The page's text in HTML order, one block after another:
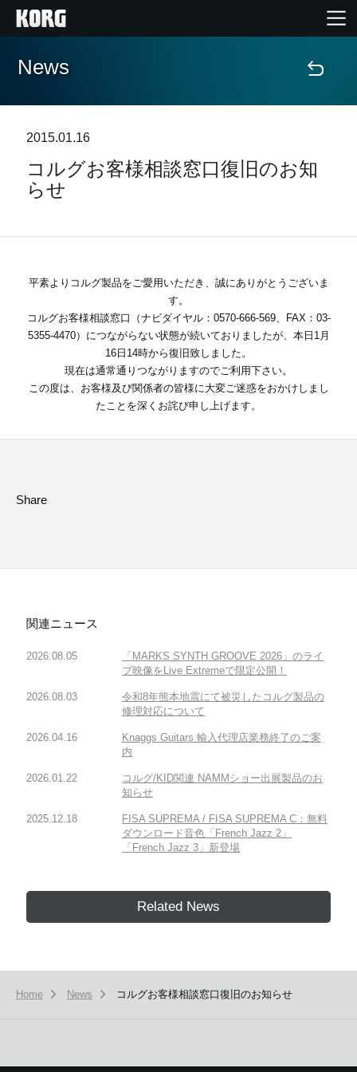
Home
Import Products
Store Locator
News
2015.01.16
コルグお客様相談窓口復旧のお知
らせ
平素よりコルグ製品をご愛用いただき、誠にありがとうございま
す。
コルグお客様相談窓口（ナビダイヤル：0570-666-569、FAX：03-
5355-4470）につながらない状態が続いておりましたが、本日1月
16日14時から復旧致しました。
現在は通常通りつながりますのでご利用下さい。
この度は、お客様及び関係者の皆様に大変ご迷惑をおかけしまし
たことを深くお詫び申し上げます。
Share
関連ニュース
2026.08.05
「MARKS SYNTH GROOVE 2026」のライ
ブ映像をLive Extremeで限定公開！
2026.08.03
令和8年熊本地震にて被災したコルグ製品の
修理対応について
2026.04.16
Knaggs Guitars 輸入代理店業務終了のご案
内
2026.01.22
コルグ/KID関連 NAMMショー出展製品のお
知らせ
2025.12.18
FISA SUPREMA / FISA SUPREMA C：無料
ダウンロード音色「French Jazz 2」
「French Jazz 3」新登場
Related News
Home News コルグお客様相談窓口復旧のお知らせ